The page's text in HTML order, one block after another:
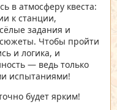
в атмосферу квеста:
к станции,
задания и
Чтобы пройти
и логика, и
— ведь только
испытаниями!
будет ярким!